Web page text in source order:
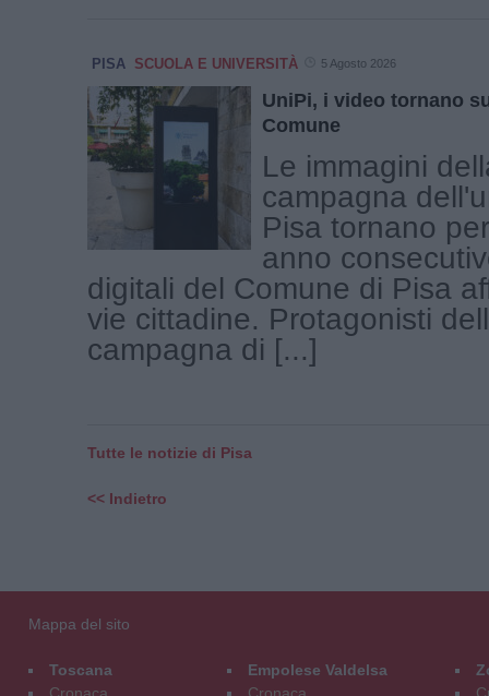
PISA SCUOLA E UNIVERSITÀ 5 Agosto 2026
UniPi, i video tornano
Comune
Le immagini
campagna
Pisa tornano
anno
digitali del Comune di Pisa
vie cittadine. Protagonisti
campagna di [...]
Tutte le notizie di Pisa
<< Indietro
Mappa del sito
Toscana
Empolese Valdelsa